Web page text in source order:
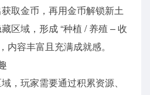
取金币，再用金币解锁新土
区域，形成 “种植 / 养殖 – 收
内容丰富且充满成就感。
，玩家需要通过积累资源、